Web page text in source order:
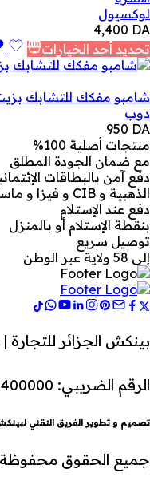
لوكسيول
4,400 DA
تحديد أحد الخيارات
شامبو مفكك للتشابك
دوب
950 DA
منتجات أصلية 100%
مع ضمان الجودة المطلق
دفع آمن بالبطاقات
الذهبية و CIB و فيزا و ماستر كارد
دفع عند الإستلام
بنقطة الإستلام أو بالمنزل
توصيل سريع
إلى 58 ولاية عبر الوطن
بينكش الجزائر
الرقم الضريبي: 18629010332518400000
تصميم و تطوير الفريق التقني
جميع الحقوق محفوظة©